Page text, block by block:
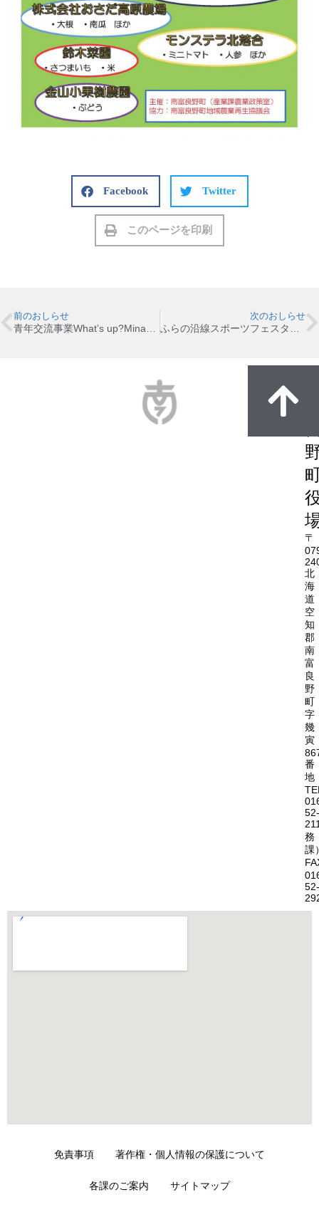
Facebook Twitter
このページを印刷
前のおしらせ
青年交流事業What’s up?Minamifurano「ミニバレー交流会」開催＆参加者募集のお知らせ
次のおしらせ
ふらの沿線スポーツフェスタ（ノルディックウォーキング）
〒
北
海
道
空
知
郡
南
富
良
野
町
字
幾
寅
番
地
52-
務
課
52-
免責事項 著作権・個人情報の保護について
各課のご案内 サイトマップ